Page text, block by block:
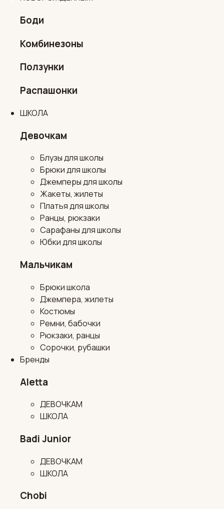
Боди
Комбинезоны
Ползунки
Распашонки
ШКОЛА
Девочкам
Блузы для школы
Брюки для школы
Джемперы для школы
Жакеты, жилеты
Платья для школы
Ранцы, рюкзаки
Сарафаны для школы
Юбки для школы
Мальчикам
Брюки школа
Джемпера, жилеты
Костюмы
Ремни, бабочки
Рюкзаки, ранцы
Сорочки, рубашки
Бренды
Aletta
ДЕВОЧКАМ
ШКОЛА
Badi Junior
ДЕВОЧКАМ
ШКОЛА
Chobi